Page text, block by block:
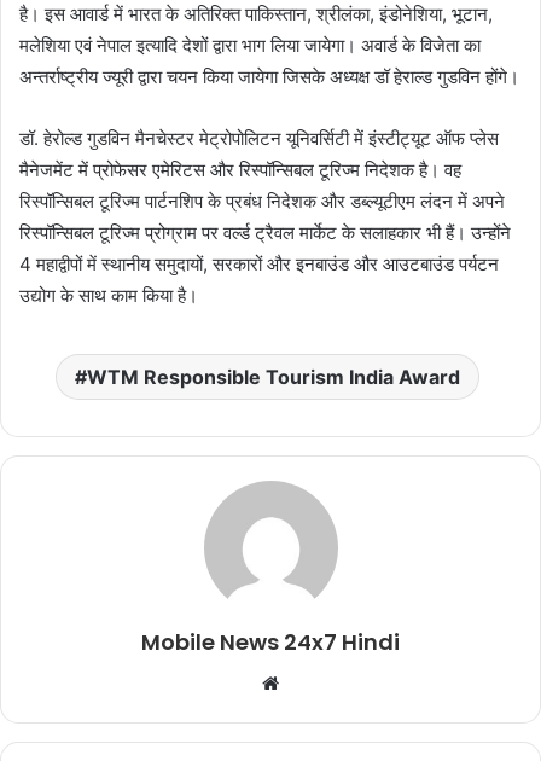
है। इस आवार्ड में भारत के अतिरिक्त पाकिस्तान, श्रीलंका, इंडोनेशिया, भूटान,
मलेशिया एवं नेपाल इत्यादि देशों द्वारा भाग लिया जायेगा। अवार्ड के विजेता का
अन्तर्राष्ट्रीय ज्यूरी द्वारा चयन किया जायेगा जिसके अध्यक्ष डॉ हेराल्ड गुडविन होंगे।
डॉ. हेरोल्ड गुडविन मैनचेस्टर मेट्रोपोलिटन यूनिवर्सिटी में इंस्टीट्यूट ऑफ प्लेस
मैनेजमेंट में प्रोफेसर एमेरिटस और रिस्पॉन्सिबल टूरिज्म निदेशक है। वह
रिस्पॉन्सिबल टूरिज्म पार्टनशिप के प्रबंध निदेशक और डब्ल्यूटीएम लंदन में अपने
रिस्पॉन्सिबल टूरिज्म प्रोग्राम पर वर्ल्ड ट्रैवल मार्केट के सलाहकार भी हैं। उन्होंने
4 महाद्वीपों में स्थानीय समुदायों, सरकारों और इनबाउंड और आउटबाउंड पर्यटन
उद्योग के साथ काम किया है।
WTM Responsible Tourism India Award
Mobile News 24x7 Hindi
Website